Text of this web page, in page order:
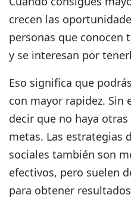
crecen las
personas que conocen
y se interesan por
Eso significa que
con mayor rapidez. Sin
decir que no haya
metas. Las estrategias
sociales también son
efectivos, pero suelen
para obtener